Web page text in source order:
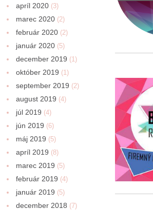
apríl 2020 (3)
marec 2020 (2)
február 2020 (2)
január 2020 (5)
december 2019 (1)
október 2019 (1)
september 2019 (2)
august 2019 (4)
júl 2019 (4)
jún 2019 (6)
máj 2019 (5)
apríl 2019 (8)
marec 2019 (5)
február 2019 (4)
január 2019 (5)
december 2018 (7)